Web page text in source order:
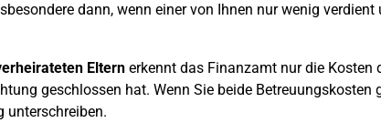
dann, wenn einer von Ihnen nur wenig
Elternerkennt das Finanzamt nur die Kosten
geschlossen hat. Wenn Sie beide
unterschreiben.